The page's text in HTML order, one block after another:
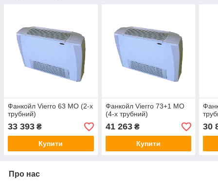
Фанкойл Vierro 63 MO (2-х
трубний)
33 393 ₴
Купити
Фанкойл Vierro 73+1 MO
(4-х трубний)
41 263₴
Купити
30
Про нас